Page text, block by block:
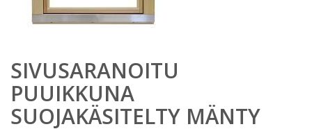
SIVUSARANOITU
PUUIKKUNA
SUOJAKÄSITELTY MÄNTY